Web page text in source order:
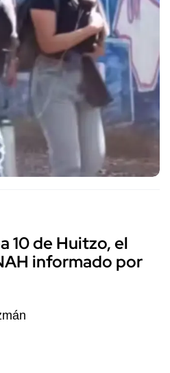
10 de Huitzo, el
informado por